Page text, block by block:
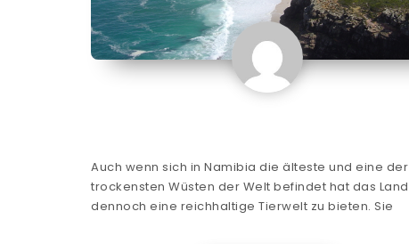
Auch wenn sich in Namibia die älteste und eine der
trockensten Wüsten der Welt befindet hat das Land
dennoch eine reichhaltige Tierwelt zu bieten. Sie